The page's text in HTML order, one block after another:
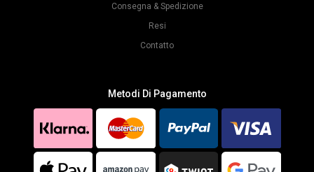
Consegna & Spedizione
Resi
Contatto
Metodi Di Pagamento